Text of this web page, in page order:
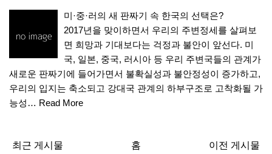
미·중·러의 새 판짜기 속 한국의 선택은?
2017년을 맞이하면서 우리의 주변정세를 살펴보
면 희망과 기대보다는 걱정과 불안이 앞선다. 미
국, 일본, 중국, 러시아 등 우리 주변국들의 관계가
새로운 판짜기에 들어가면서 불확실성과 불안정성이 증가하고,
우리의 입지는 축소되고 강대국 관계의 하부구조로 고착화될 가
능성… Read More
최근 게시물 이전 게시물
홈